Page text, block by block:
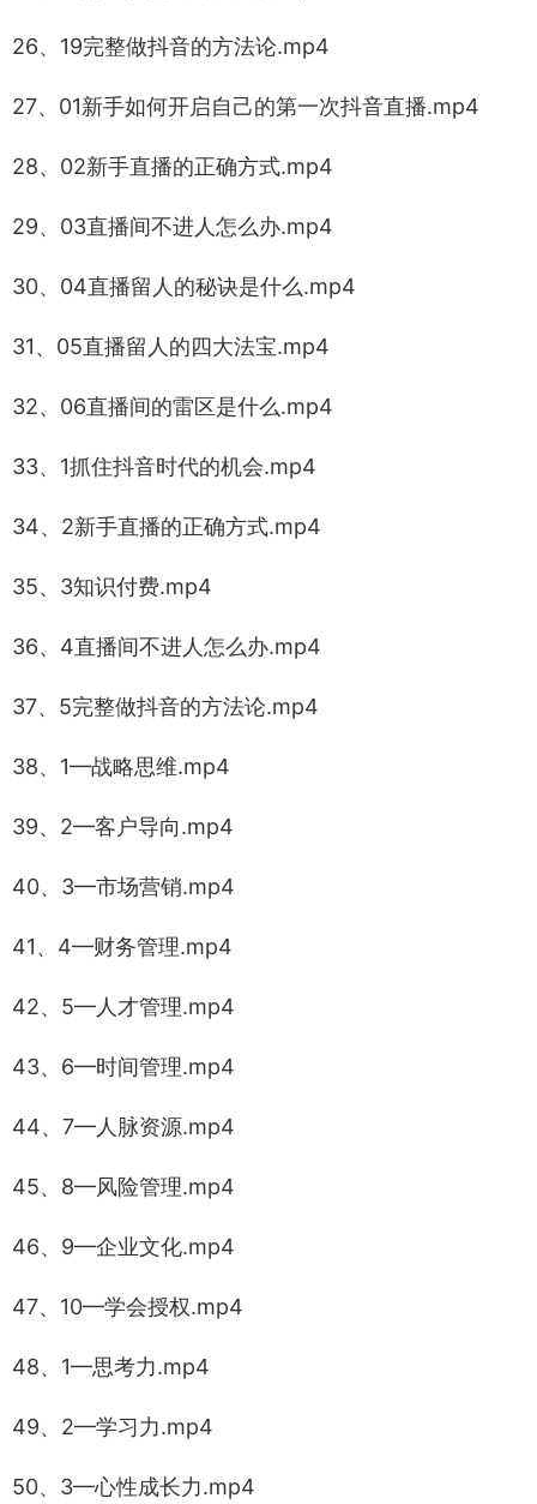
26、19完整做抖音的方法论.mp4
27、01新手如何开启自己的第一次抖音直播.mp4
28、02新手直播的正确方式.mp4
29、03直播间不进人怎么办.mp4
30、04直播留人的秘诀是什么.mp4
31、05直播留人的四大法宝.mp4
32、06直播间的雷区是什么.mp4
33、1抓住抖音时代的机会.mp4
34、2新手直播的正确方式.mp4
35、3知识付费.mp4
36、4直播间不进人怎么办.mp4
37、5完整做抖音的方法论.mp4
38、1—战略思维.mp4
39、2—客户导向.mp4
40、3—市场营销.mp4
41、4—财务管理.mp4
42、5—人才管理.mp4
43、6—时间管理.mp4
44、7—人脉资源.mp4
45、8—风险管理.mp4
46、9—企业文化.mp4
47、10—学会授权.mp4
48、1—思考力.mp4
49、2—学习力.mp4
50、3—心性成长力.mp4